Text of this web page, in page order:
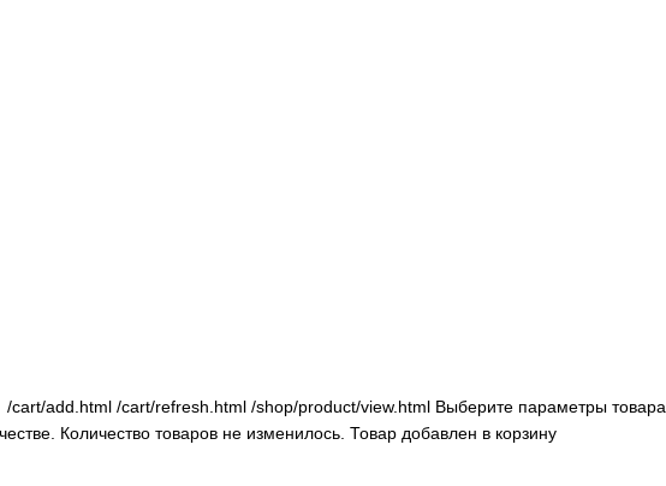
/cart/add.html /cart/refresh.html /shop/product/view.html Выберите параметры товара.
Количество товаров не изменилось. Товар добавлен в корзину